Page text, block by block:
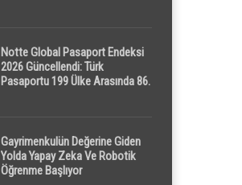
Notte Global Pasaport Endeksi
2026 Güncellendi: Türk
Pasaportu 199 Ülke Arasında 86.
Gayrimenkulün Değerine Giden
Yolda Yapay Zeka Ve Robotik
Öğrenme Başlıyor